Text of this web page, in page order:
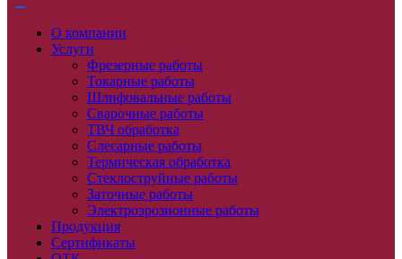
О компании
Услуги
Фрезерные работы
Токарные работы
Шлифовальные работы
Сварочные работы
ТВЧ обработка
Слесарные работы
Термическая обработка
Стеклоструйные работы
Заточные работы
Электроэрозионные работы
Продукция
Сертификаты